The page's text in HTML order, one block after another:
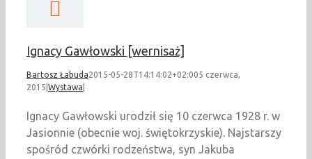
Ignacy Gawłowski [wernisaż]
Bartosz Łabuda2015-05-28T14:14:02+02:005 czerwca,
2015 Wystawa
Ignacy Gawłowski urodził się 10 czerwca 1928 r. w
Jasionnie (obecnie woj. świętokrzyskie). Najstarszy
spośród czwórki rodzeństwa, syn Jakuba